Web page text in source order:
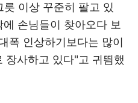
이상 꾸준히 팔고 있
손님들이 찾아오다 보
폭 인상하기보다는 많이
장사하고 있다"고 귀띔했